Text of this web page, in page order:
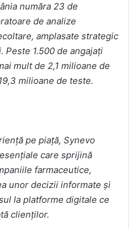
număra 23 de
de analize
amplasate strategic
Peste 1.500 de angajați
mult de 2,1 milioane de
milioane de teste.
pe piață, Synevo
care sprijină
farmaceutice,
unor decizii informate și
la platforme digitale ce
clienților.